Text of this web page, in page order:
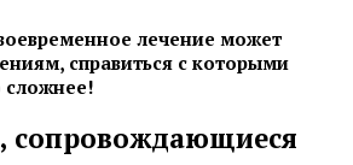
лечение может
справиться с которыми
сложнее!
сопровождающиеся